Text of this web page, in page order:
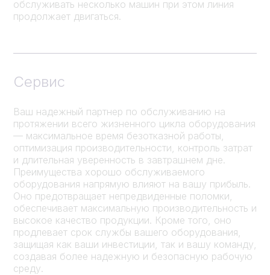
обслуживать несколько машин при этом линия
продолжает двигаться.
Сервис
Ваш надежный партнер по обслуживанию на
протяжении всего жизненного цикла оборудования
— максимальное время безотказной работы,
оптимизация производительности, контроль затрат
и длительная уверенность в завтрашнем дне.
Преимущества хорошо обслуживаемого
оборудования напрямую влияют на вашу прибыль.
Оно предотвращает непредвиденные поломки,
обеспечивает максимальную производительность и
высокое качество продукции. Кроме того, оно
продлевает срок службы вашего оборудования,
защищая как ваши инвестиции, так и вашу команду,
создавая более надежную и безопасную рабочую
среду.